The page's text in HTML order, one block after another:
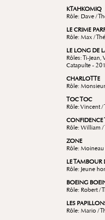
KTAHKOMIQ
Rôle: Dave /
LE CRIME
Rôle: Max /
LE LONG DE
Rôles: Ti-
Catapulte -
CHARLOTTE
Rôle:
TOC TOC
Rôle: Vincent
CONFIDENCE
Rôle: William
ZONE
Rôle:
LE TAMBOUR
Rôle: Jeune
BOEING
Rôle: Robert /
LES
Rôle: Mario /